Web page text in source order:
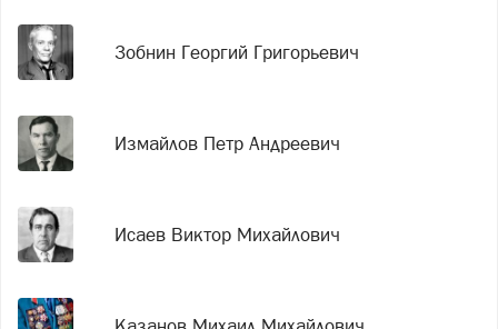
Зобнин Георгий Григорьевич
Измайлов Петр Андреевич
Исаев Виктор Михайлович